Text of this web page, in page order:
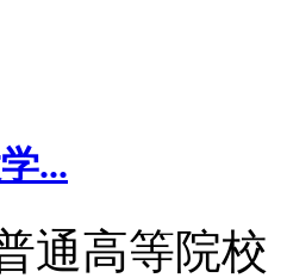
...
通高等院校